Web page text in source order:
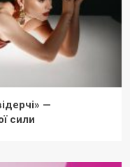
—
сили